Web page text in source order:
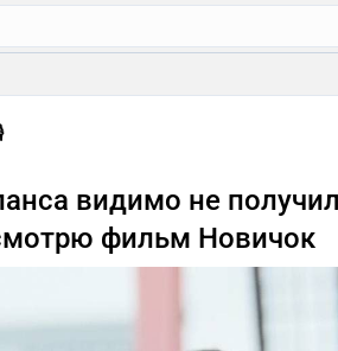
видимо не
фильм Новичок